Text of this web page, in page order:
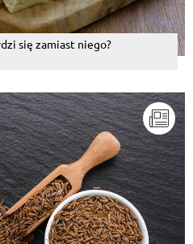
się zamiast niego?